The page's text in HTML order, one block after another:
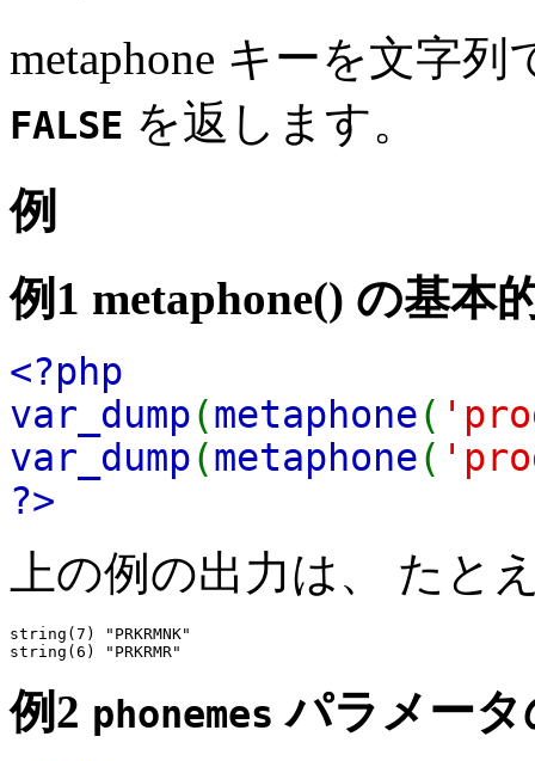
metaphone キーを文字
FALSE を返します。
例
例1 metaphone() の基本
<?php
var_dump(metaphone(
var_dump(metaphone(
?>
上の例の出力は、 たと
string(7) "PRKRMNK"
例2 phonemes パラメータ